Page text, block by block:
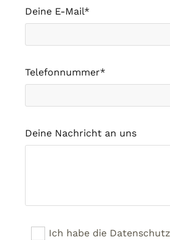
Deine E-Mail*
Telefonnummer*
Deine Nachricht an uns
Ich habe die